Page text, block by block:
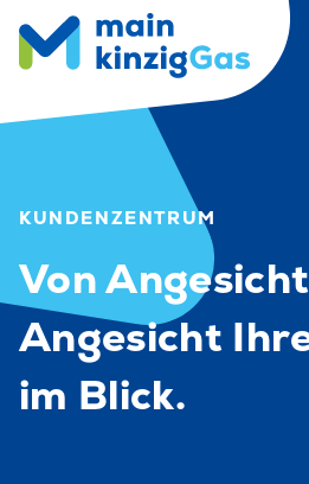
KUNDENZENTRUM
Von
Angesicht
im Blick.